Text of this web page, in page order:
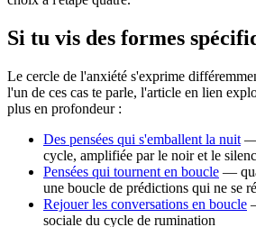
Si tu vis des formes
Le cercle de l'anxiété s'exprime
l'un de ces cas te parle, l'article en lien
plus en profondeur :
Des pensées qui s'emballent la nuit —
cycle, amplifiée par le noir et le
Pensées qui tournent en boucle —
une boucle de prédictions qui ne se
Rejouer les conversations en boucle
sociale du cycle de rumination